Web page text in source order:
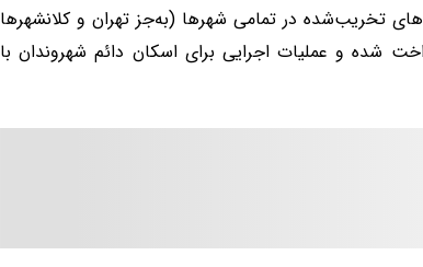
تخریب‌شده در تمامی شهرها (به‌جز تهران و کلانشهرها
شده و عملیات اجرایی برای اسکان دائم شهروندان با